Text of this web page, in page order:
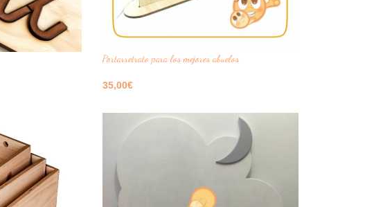
Portarretrato para los mejores abuelos
35,00€